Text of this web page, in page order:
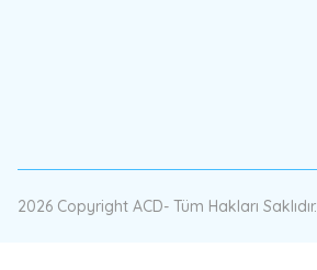
2026 Copyright ACD- Tüm Hakları Saklıdır.